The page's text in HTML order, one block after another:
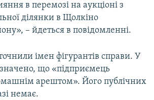
в перемозі на аукціоні з
ділянки в Щолкіно
– йдеться в повідомленні.
імен фігурантів справи. У
що «підприємець
арештом». Його публічних
немає.